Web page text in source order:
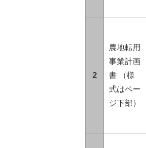
2
農地転用
事業計画
書 （様
式はペー
ジ下部）